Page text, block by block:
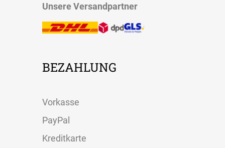
Unsere Versandpartner
BEZAHLUNG
Vorkasse
PayPal
Kreditkarte